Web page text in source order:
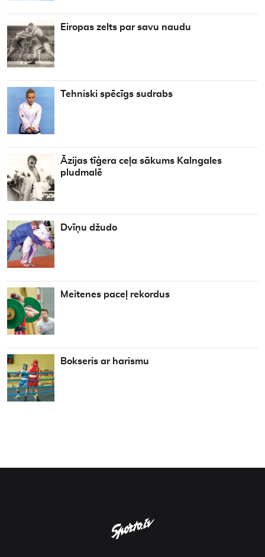
Eiropas zelts par savu naudu
Tehniski spēcīgs sudrabs
Āzijas tīģera ceļa sākums Kalngales
pludmalē
Dvīņu džudo
Meitenes paceļ rekordus
Bokseris ar harismu